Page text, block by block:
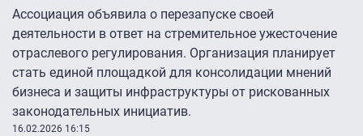
Ассоциация объявила о перезапуске своей
деятельности в ответ на стремительное ужесточение
отраслевого регулирования. Организация планирует
стать единой площадкой для консолидации мнений
бизнеса и защиты инфраструктуры от рискованных
законодательных инициатив.
16.02.2026 16:15